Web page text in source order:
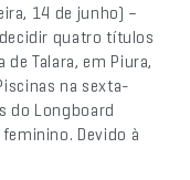
14 de junho) –
quatro títulos
Talara, em Piura,
na sexta-
do Longboard
Devido à